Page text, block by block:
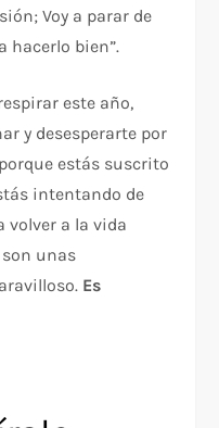
Voy a parar de
hacerlo bien”.
este año,
y desesperarte por
estás suscrito
intentando de
volver a la vida
son unas
Es